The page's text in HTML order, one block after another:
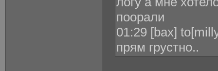
поорали
01:29 [bax]
прям грустно..